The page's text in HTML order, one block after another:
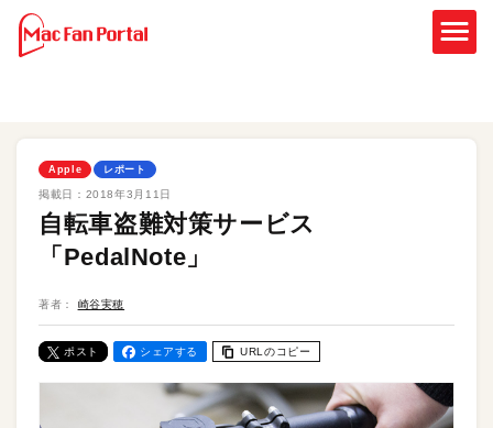
Apple レポート
掲載日： 2018年3月11日
自転車盗難対策サービス
「PedalNote」
著者： 崎谷実穂
ポスト シェアする URLのコピー